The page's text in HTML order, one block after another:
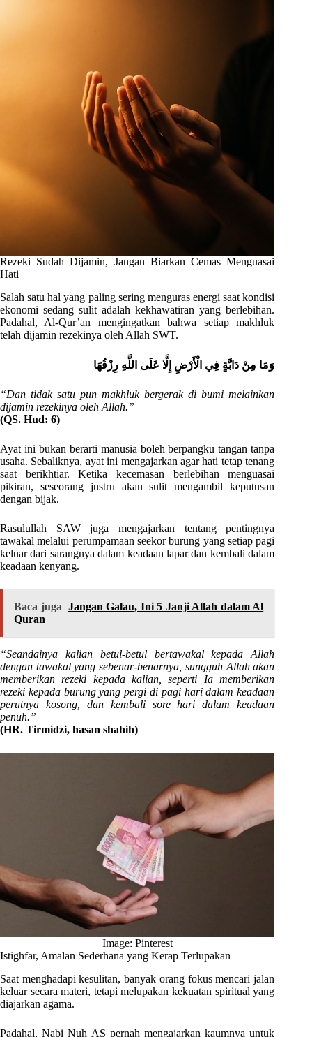
Rezeki Sudah Dijamin, Jangan Biarkan Cemas Menguasai
Hati
Salah satu hal yang paling sering menguras energi saat kondisi
ekonomi sedang sulit adalah kekhawatiran yang berlebihan.
Padahal, Al-Qur’an mengingatkan bahwa setiap makhluk
telah dijamin rezekinya oleh Allah SWT.
وَمَا مِنْ دَابَّةٍ فِي الْأَرْضِ إِلَّا عَلَى اللَّهِ رِزْقُهَا
“Dan tidak satu pun makhluk bergerak di bumi melainkan
dijamin rezekinya oleh Allah.”
(QS. Hud: 6)
Ayat ini bukan berarti manusia boleh berpangku tangan tanpa
usaha. Sebaliknya, ayat ini mengajarkan agar hati tetap tenang
saat berikhtiar. Ketika kecemasan berlebihan menguasai
pikiran, seseorang justru akan sulit mengambil keputusan
dengan bijak.
Rasulullah SAW juga mengajarkan tentang pentingnya
tawakal melalui perumpamaan seekor burung yang setiap pagi
keluar dari sarangnya dalam keadaan lapar dan kembali dalam
keadaan kenyang.
Baca juga Jangan Galau, Ini 5 Janji Allah dalam Al
Quran
“Seandainya kalian betul-betul bertawakal kepada Allah
dengan tawakal yang sebenar-benarnya, sungguh Allah akan
memberikan rezeki kepada kalian, seperti Ia memberikan
rezeki kepada burung yang pergi di pagi hari dalam keadaan
perutnya kosong, dan kembali sore hari dalam keadaan
penuh.”
(HR. Tirmidzi, hasan shahih)
Image: Pinterest
Istighfar, Amalan Sederhana yang Kerap Terlupakan
Saat menghadapi kesulitan, banyak orang fokus mencari jalan
keluar secara materi, tetapi melupakan kekuatan spiritual yang
diajarkan agama.
Padahal, Nabi Nuh AS pernah mengajarkan kaumnya untuk